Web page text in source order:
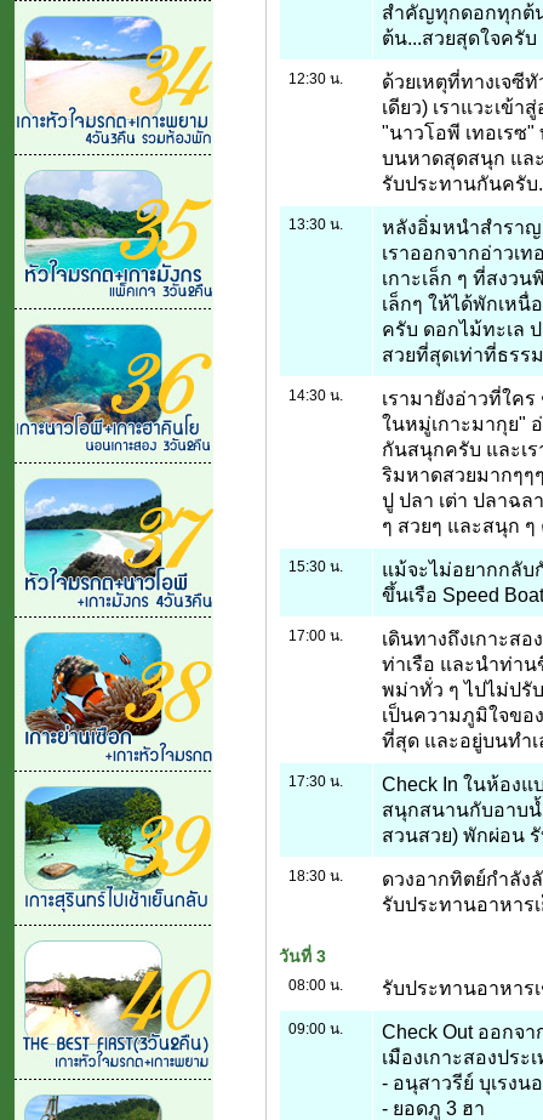
สำคัญทุกดอกทุกต้
ต้น...สวยสุดใจครับ
12:30 น.
ด้วยเหตุที่ทางเจซี
เดียว) เราแวะเข้
"นาวโอพี เทอเรซ"
บนหาดสุดสนุก และ
รับประทานกันครับ
13:30 น.
หลังอิ่มหนำสำรา
เราออกจากอ่าวเ
เกาะเล็ก ๆ ที่สงว
เล็กๆ ให้ได้พักเหนื่
ครับ ดอกไม้ทะเล
สวยที่สุดเท่าที่ธรร
14:30 น.
เรามายังอ่าวที่ใค
ในหมู่เกาะมากุย"
กันสนุกครับ และเ
ริมหาดสวยมากๆๆ
ปู ปลา เต่า ปลาฉล
ๆ สวยๆ และสนุก ๆ
15:30 น.
แม้จะไม่อยากกลับ
ขึ้นเรือ Speed
17:00 น.
เดินทางถึงเกาะส
ท่าเรือ และนำท่าน
พม่าทั่ว ๆ ไปไม่ปรั
เป็นความภูมิใจขอ
ที่สุด และอยู่บนทำเ
17:30 น.
Check In ในห้องแ
สนุกสนานกับอาบน้
สวนสวย) พักผ่อน
18:30 น.
ดวงอากทิตย์กำลัง
รับประทานอาหาร
วันที่ 3
08:00 น. รับประทานอาหาร
09:00 น.
Check Out ออกจ
เมืองเกาะสองปร
- อนุสาวรีย์ บุเรงน
- ยอดภู 3 ฮา